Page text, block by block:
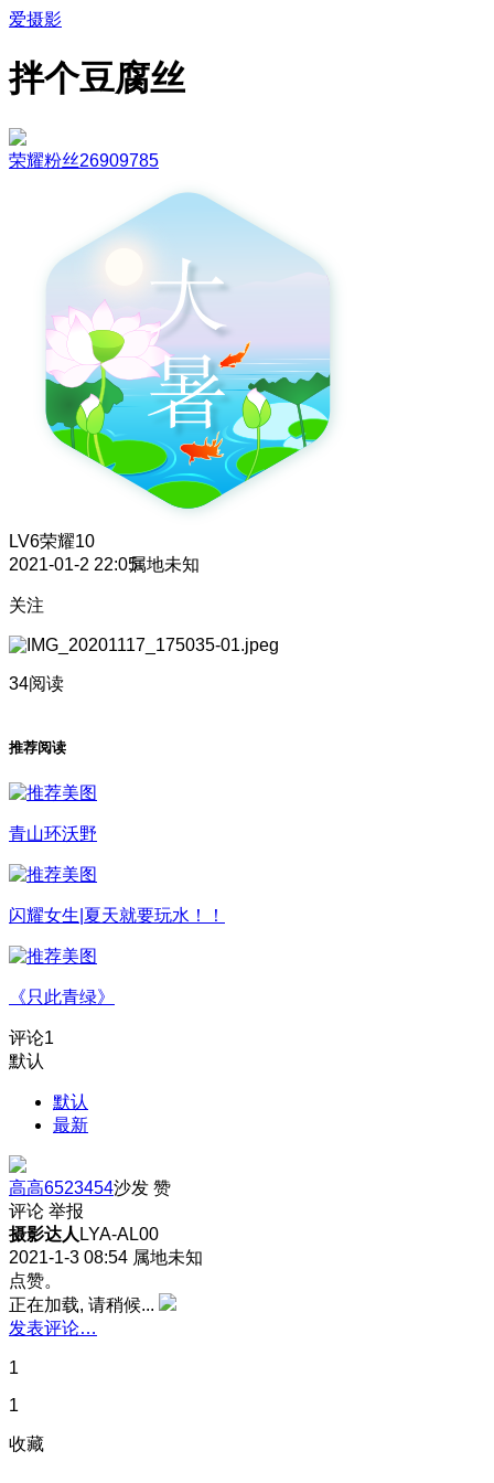
爱摄影
拌个豆腐丝
荣耀粉丝26909785
LV6荣耀10
2021-01-2 22:05属地未知
关注
34阅读
推荐阅读
青山环沃野
闪耀女生|夏天就要玩水！！
《只此青绿》
评论1
默认
默认
最新
高高6523454沙发 赞
评论 举报
摄影达人 LYA-AL00
2021-1-3 08:54 属地未知
点赞。
正在加载, 请稍候...
发表评论…
1
1
收藏